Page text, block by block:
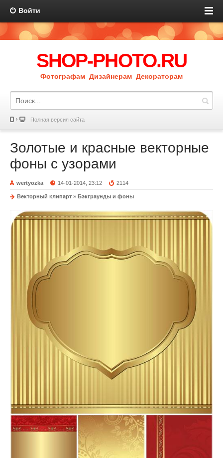
Войти
SHOP-PHOTO.RU
Фотографам Дизайнерам Декораторам
Полная версия сайта
Золотые и красные векторные
фоны с узорами
wertyozka 14-01-2014, 23:12 2114
Векторный клипарт » Бэкграунды и фоны